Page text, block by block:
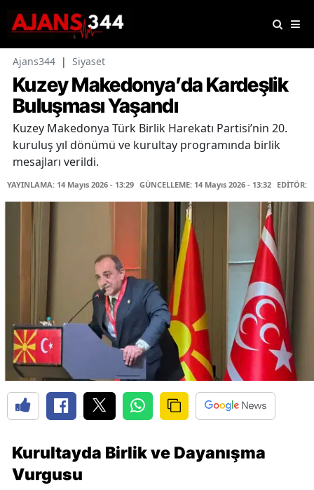
Ajans344 | Siyaset
Kuzey Makedonya’da Kardeşlik
Buluşması Yaşandı
Kuzey Makedonya Türk Birlik Harekatı Partisi’nin 20.
kuruluş yıl dönümü ve kurultay programında birlik
mesajları verildi.
YAYINLAMA: 14 Mayıs 2026 - 13:29 GÜNCELLEME: 14 Mayıs 2026 - 13:32 EDİTÖR:
Kurultayda Birlik ve Dayanışma
Vurgusu